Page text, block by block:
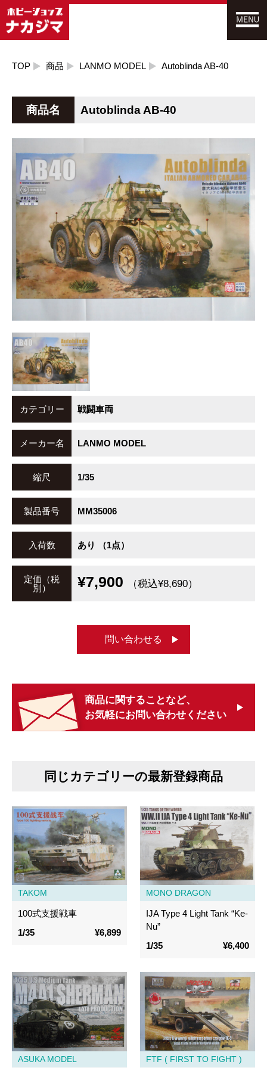
TOP 商品 LANMO MODEL Autoblinda AB-40
商品名 Autoblinda AB-40
カテゴリー 戦闘車両
メーカー名 LANMO MODEL
縮尺 1/35
製品番号 MM35006
入荷数 あり （1点）
定価（税
別）
¥7,900 （税込¥8,690）
問い合わせる
商品に関することなど、
お気軽にお問い合わせください
同じカテゴリーの最新登録商品
TAKOM
100式支援戦車
1/35
¥6,899
MONO DRAGON
IJA Type 4 Light Tank “Ke-
Nu”
1/35
¥6,400
ASUKA MODEL FTF ( FIRST TO FIGHT )